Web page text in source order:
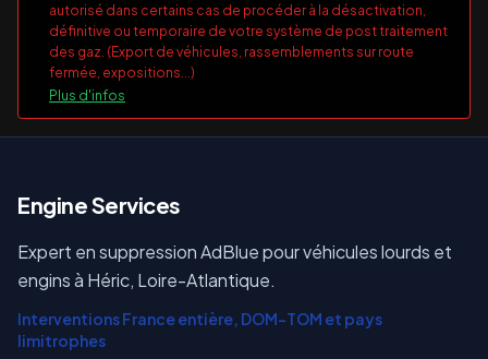
autorisé dans certains cas de procéder à la désactivation,
définitive ou temporaire de votre système de post traitement
des gaz. (Export de véhicules, rassemblements sur route
fermée, expositions...)
Plus d'infos
Engine Services
Expert en suppression AdBlue pour véhicules lourds et
engins à Héric, Loire-Atlantique.
Interventions France entière, DOM-TOM et pays
limitrophes